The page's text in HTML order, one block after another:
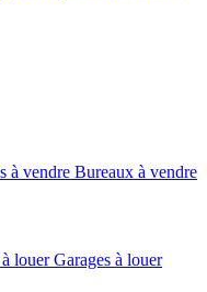
à vendre Bureaux à vendre
louer Garages à louer